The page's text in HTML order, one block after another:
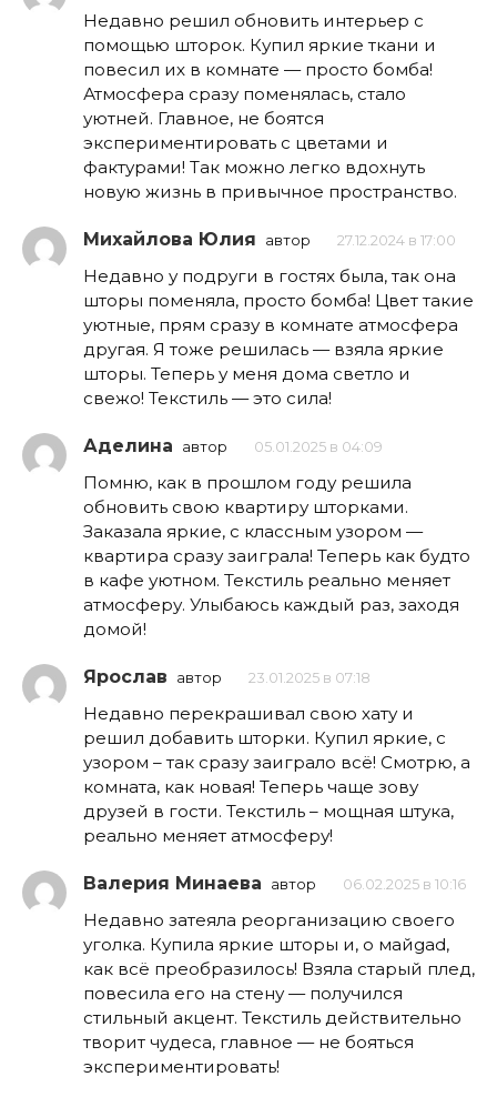
Недавно решил обновить интерьер с
помощью шторок. Купил яркие ткани и
повесил их в комнате — просто бомба!
Атмосфера сразу поменялась, стало
уютней. Главное, не боятся
экспериментировать с цветами и
фактурами! Так можно легко вдохнуть
новую жизнь в привычное пространство.
Михайлова Юлия автор 27.12.2024 в 17:00
Недавно у подруги в гостях была, так она
шторы поменяла, просто бомба! Цвет такие
уютные, прям сразу в комнате атмосфера
другая. Я тоже решилась — взяла яркие
шторы. Теперь у меня дома светло и
свежо! Текстиль — это сила!
Аделина автор 05.01.2025 в 04:09
Помню, как в прошлом году решила
обновить свою квартиру шторками.
Заказала яркие, с классным узором —
квартира сразу заиграла! Теперь как будто
в кафе уютном. Текстиль реально меняет
атмосферу. Улыбаюсь каждый раз, заходя
домой!
Ярослав автор 23.01.2025 в 07:18
Недавно перекрашивал свою хату и
решил добавить шторки. Купил яркие, с
узором – так сразу заиграло всё! Смотрю, а
комната, как новая! Теперь чаще зову
друзей в гости. Текстиль – мощная штука,
реально меняет атмосферу!
Валерия Минаева автор 06.02.2025 в 10:16
Недавно затеяла реорганизацию своего
уголка. Купила яркие шторы и, о майgad,
как всё преобразилось! Взяла старый плед,
повесила его на стену — получился
стильный акцент. Текстиль действительно
творит чудеса, главное — не бояться
экспериментировать!